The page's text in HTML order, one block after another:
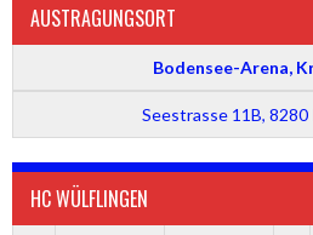
AUSTRAGUNGSORT
Bodensee-Arena,
Seestrasse 11B,
HC WÜLFLINGEN